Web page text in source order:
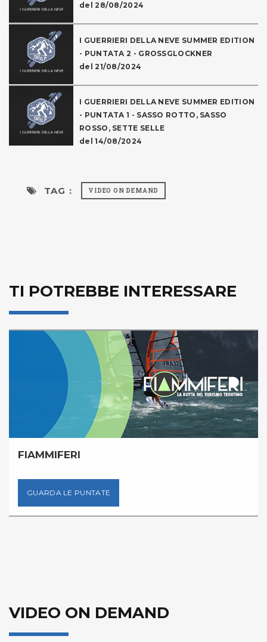
del 28/08/2024
I GUERRIERI DELLA NEVE SUMMER EDITION
- PUNTATA 2 - GROSSGLOCKNER
del 21/08/2024
I GUERRIERI DELLA NEVE SUMMER EDITION
- PUNTATA 1 - SASSO ROTTO, SASSO
ROSSO, SETTE SELLE
del 14/08/2024
TAG : VIDEO ON DEMAND
TI POTREBBE INTERESSARE
FIAMMIFERI
GUARDA LE PUNTATE
VIDEO ON DEMAND